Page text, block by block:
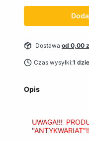
Dostawa od 0,00
Czas wysyłki:1
Opis
UWAGA!!!